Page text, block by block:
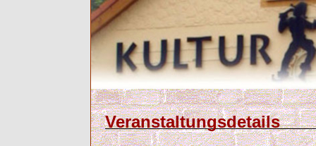
Veranstaltungsdetails